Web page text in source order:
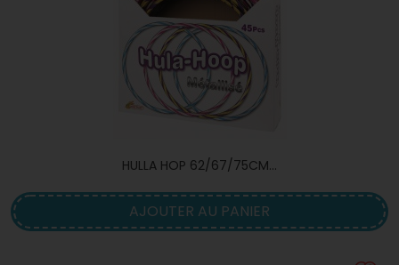
HULLA HOP 62/67/75CM...
AJOUTER AU PANIER